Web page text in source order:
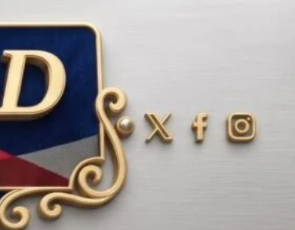
de agencias hípicas en
agencias de loterías